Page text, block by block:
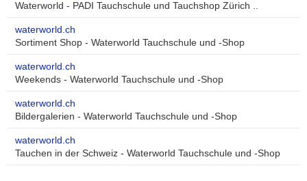
Waterworld - PADI Tauchschule und Tauchshop Zürich ..
waterworld.ch
Sortiment Shop - Waterworld Tauchschule und -Shop
waterworld.ch
Weekends - Waterworld Tauchschule und -Shop
waterworld.ch
Bildergalerien - Waterworld Tauchschule und -Shop
waterworld.ch
Tauchen in der Schweiz - Waterworld Tauchschule und -Shop